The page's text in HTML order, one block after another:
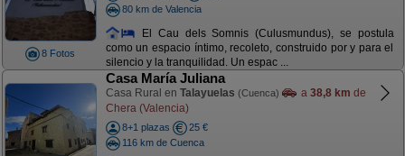
8 Fotos
80 km de Valencia
El Cau dels Somnis (Culusmundus), se postula
como un espacio íntimo, recoleto, construido por y para el
silencio y la tranquilidad. Un espac ...
Casa María Juliana
Casa Rural en Talayuelas (Cuenca) a 38,8 km de
Chera (Valencia)
8+1 plazas
25 €
116 km de Cuenca